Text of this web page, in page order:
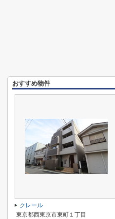
おすすめ物件
クレール
東京都西東京市東町１丁目